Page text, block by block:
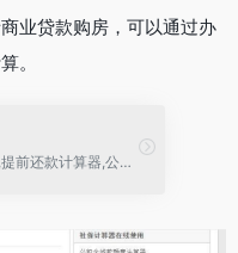
业贷款购房，可以通过办
。
房贷计算器,贷款计算器,提前还款计算器,公积金贷款计算器